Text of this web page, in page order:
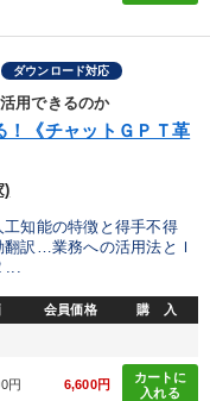
」を更新いただけます。
お探しいただけます
ダウンロード対応
用できるのか
！《チャットＧＰＴ革
)
知能の特徴と得手不得
訳…業務への活用法とＩ
...
会員価格 購 入
円 6,600円
カートに
入れる